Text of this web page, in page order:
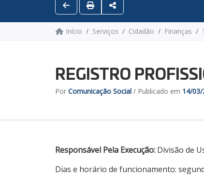
Início Serviços Cidadão Finanças
REGISTRO
Por Comunicação Social / Publicado em 14/
Responsável Pela Execução: Divisão de
Dias e horário de funcionamento: